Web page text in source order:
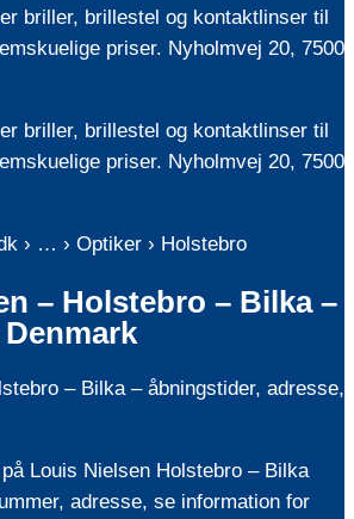
briller, brillestel og kontaktlinser til
priser. Nyholmvej 20, 7500
briller, brillestel og kontaktlinser til
priser. Nyholmvej 20, 7500
› … › Optiker › Holstebro
– Holstebro – Bilka –
– Bilka – åbningstider, adresse,
Louis Nielsen Holstebro – Bilka
adresse, se information for